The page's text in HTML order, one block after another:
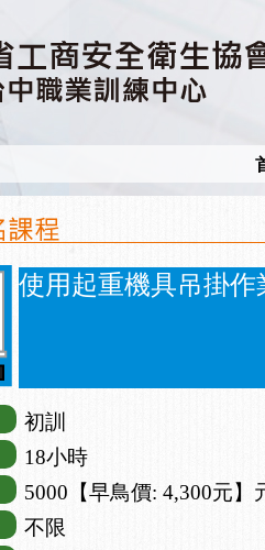
使用起重機具吊掛
初訓
18小時
5000【早鳥價: 4,300元】
不限